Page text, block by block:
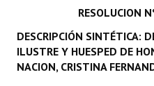
Concejales Mandato
Programas
LEGISLACIÓN
RESOLUCION
DESCRIPCIÓN SINTÉTICA:
ILUSTRE Y HUESPED DE
NACION, CRISTINA